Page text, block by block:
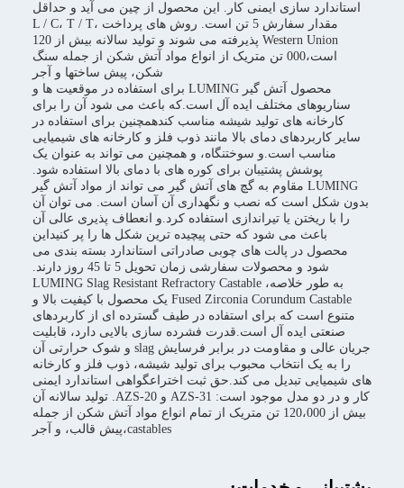
استاندارد سازی ایمنی کار. این محصول از چین می آید و حداقل
مقدار سفارش 5 تن است. روش های پرداخت L / C، T / T،
Western Union پذیرفته می شوند و تولید سالانه بیش از 120
است،000 تن متریک از انواع مواد آتش شکن از جمله سنگ
شکن، پیش ساختها و آجر
محصول آتش گیر LUMING برای استفاده در موقعیت ها و
سناریوهای مختلف ایده آل است.که باعث می شود آن را برای
کارخانه های تولید شیشه مناسب کندهمچنین برای استفاده در
سایر کاربردهای دمای بالا مانند ذوب فلز و کارخانه های شیمیایی
مناسب است.و سوختنگاه، و همچنین می تواند به عنوان یک
پوشش پشتیبان برای کوره های با دمای بالا استفاده شود.
LUMING مقاوم به گچ های آتش گیر می تواند از مواد آتش گیر
بدون شکل است که نصب و نگهداری آن آسان است. می توان آن
را با ریختن یا تیراندازی استفاده کرد.و انعطاف پذیری عالی آن
باعث می شود که حتی پیچیده ترین شکل ها را پر کنیداین
محصول در پالت های چوبی صادراتی استاندارد بسته بندی می
شود و محصولات سفارشی زمان تحویل 5 تا 45 روز دارند.
به طور خلاصه، LUMING Slag Resistant Refractory Castable
Fused Zirconia Corundum Castable یک محصول با کیفیت بالا و
متنوع است که برای استفاده در طیف گسترده ای از کاربردهای
صنعتی ایده آل است.قدرت فشرده سازی بالایی دارد، قابلیت
جریان عالی و مقاومت در برابر فرسایش slag و شوک حرارتی آن
را به یک انتخاب محبوب برای تولید شیشه، ذوب فلز و کارخانه
های شیمیایی تبدیل می کند.حق ثبت اختراعگواهی استاندارد ایمنی
کار و در دو مدل موجود است: AZS-31 و AZS-20. تولید سالانه آن
بیش از 120،000 تن متریک از تمام انواع مواد آتش شکن از جمله
castables،پیش قالب، و آجر